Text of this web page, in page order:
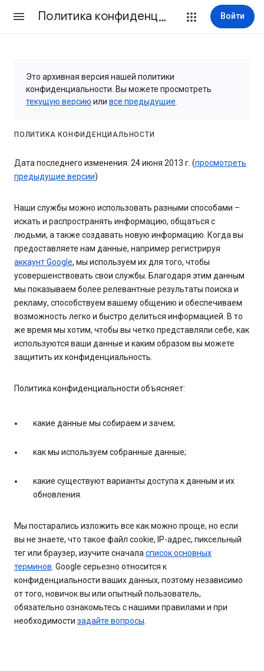
Политика конфиденциальности и Условия использования Войти
Это архивная версия нашей политики
конфиденциальности. Вы можете просмотреть
текущую версию или все предыдущие
ПОЛИТИКА КОНФИДЕНЦИАЛЬНОСТИ
Дата последнего изменения: 24 июня 2013 г. (просмотреть
предыдущие версии)
Наши службы можно использовать разными способами –
искать и распространять информацию, общаться с
людьми, а также создавать новую информацию. Когда вы
предоставляете нам данные, например регистрируя
аккаунт Google, мы используем их для того, чтобы
усовершенствовать свои службы. Благодаря этим данным
мы показываем более релевантные результаты поиска и
рекламу, способствуем вашему общению и обеспечиваем
возможность легко и быстро делиться информацией. В то
же время мы хотим, чтобы вы четко представляли себе, как
используются ваши данные и каким образом вы можете
защитить их конфиденциальность.
Политика конфиденциальности объясняет:
какие данные мы собираем и зачем;
как мы используем собранные данные;
какие существуют варианты доступа к данным и их
обновления.
Мы постарались изложить все как можно проще, но если
вы не знаете, что такое файл cookie, IP-адрес, пиксельный
тег или браузер, изучите сначаласписок основных
терминов. Google серьезно относится к
конфиденциальности ваших данных, поэтому независимо
от того, новичок вы или опытный пользователь,
обязательно ознакомьтесь с нашими правилами и при
необходимости задайте вопросы.